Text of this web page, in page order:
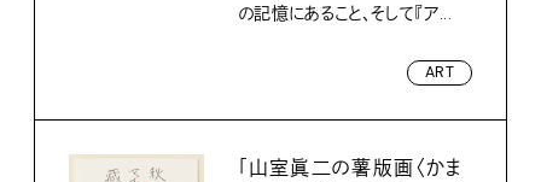
の記憶にあること、そして『ア...
ART
「山室眞二の薯版画〈かま